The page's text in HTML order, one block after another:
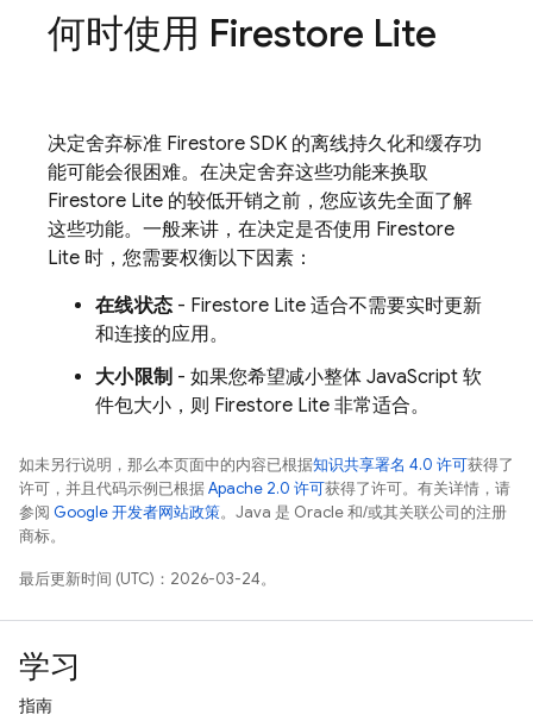
何时使用 Firestore Lite
决定舍弃标准 Firestore SDK 的离线持久化和缓存功
能可能会很困难。在决定舍弃这些功能来换取
Firestore Lite 的较低开销之前，您应该先全面了解
这些功能。一般来讲，在决定是否使用 Firestore
Lite 时，您需要权衡以下因素：
在线状态 - Firestore Lite 适合不需要实时更新
和连接的应用。
大小限制 - 如果您希望减小整体 JavaScript 软
件包大小，则 Firestore Lite 非常适合。
如未另行说明，那么本页面中的内容已根据知识共享署名 4.0 许可获得了
许可，并且代码示例已根据Apache 2.0 许可获得了许可。有关详情，请
参阅 Google 开发者网站政策。Java 是 Oracle 和/或其关联公司的注册
商标。
最后更新时间 (UTC)：2026-03-24。
学习
指南